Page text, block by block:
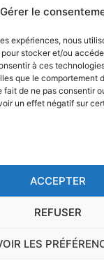
Gérer le
expériences, nous
stocker et/ou
à ces
que le comportement
fait de ne pas consentir
un effet négatif sur
ACCEPTER
REFUSER
LES
contenant du
de la construction
secs, éviter autant
le bois et le sol
façades et toitures
de
pour ma